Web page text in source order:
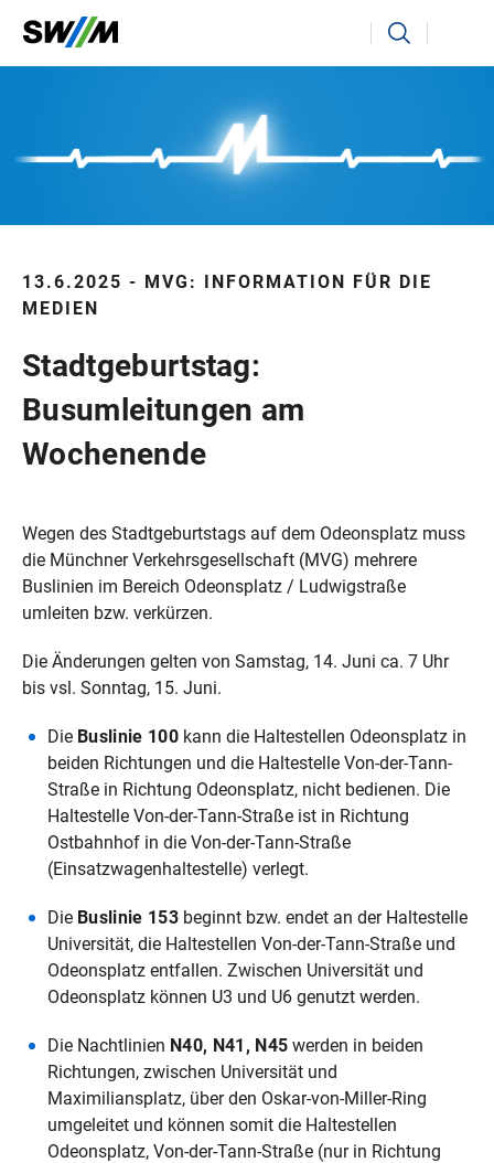
Ihr Suchbegriff Suchen
13.6.2025 - MVG: INFORMATION FÜR DIE
MEDIEN
Stadtgeburtstag:
Busumleitungen am
Wochenende
Wegen des Stadtgeburtstags auf dem Odeonsplatz muss
die Münchner Verkehrsgesellschaft (MVG) mehrere
Buslinien im Bereich Odeonsplatz / Ludwigstraße
umleiten bzw. verkürzen.
Die Änderungen gelten von Samstag, 14. Juni ca. 7 Uhr
bis vsl. Sonntag, 15. Juni.
Die Buslinie 100kann die Haltestellen Odeonsplatz in
beiden Richtungen und die Haltestelle Von-der-Tann-
Straße in Richtung Odeonsplatz, nicht bedienen. Die
Haltestelle Von-der-Tann-Straße ist in Richtung
Ostbahnhof in die Von-der-Tann-Straße
(Einsatzwagenhaltestelle) verlegt.
Die Buslinie 153beginnt bzw. endet an der Haltestelle
Universität, die Haltestellen Von-der-Tann-Straße und
Odeonsplatz entfallen. Zwischen Universität und
Odeonsplatz können U3 und U6 genutzt werden.
Die Nachtlinien N40, N41, N45 werden in beiden
Richtungen, zwischen Universität und
Maximiliansplatz, über den Oskar-von-Miller-Ring
umgeleitet und können somit die Haltestellen
Odeonsplatz, Von-der-Tann-Straße (nur in Richtung